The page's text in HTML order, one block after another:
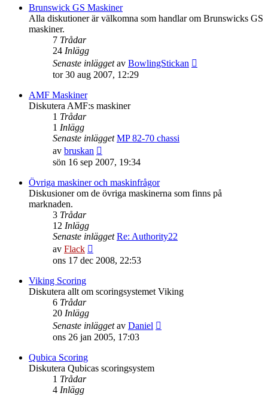
senaste
inlägget
Brunswick GS Maskiner
Alla diskutioner är välkomna som handlar om Brunswicks GS
maskiner.
7 Trådar
24 Inlägg
Senaste inläggetav BowlingStickan
tor 30 aug 2007, 12:29
AMF Maskiner
Diskutera AMF:s maskiner
1 Trådar
1 Inlägg
Senaste inlägget MP 82-70 chassi
av bruskan
till
senaste
inlägget
sön 16 sep 2007, 19:34
Övriga maskiner och maskinfrågor
Diskusioner om de övriga maskinerna som finns på
marknaden.
3 Trådar
12 Inlägg
Senaste inlägget Re: Authority22
av Flack
till
inlägget
ons 17 dec 2008, 22:53
Viking Scoring
Diskutera allt om scoringsystemet Viking
6 Trådar
20 Inlägg
Senaste inläggetav Daniel
ons 26 jan 2005, 17:03
Qubica Scoring
Diskutera Qubicas scoringsystem
1 Trådar
4 Inlägg